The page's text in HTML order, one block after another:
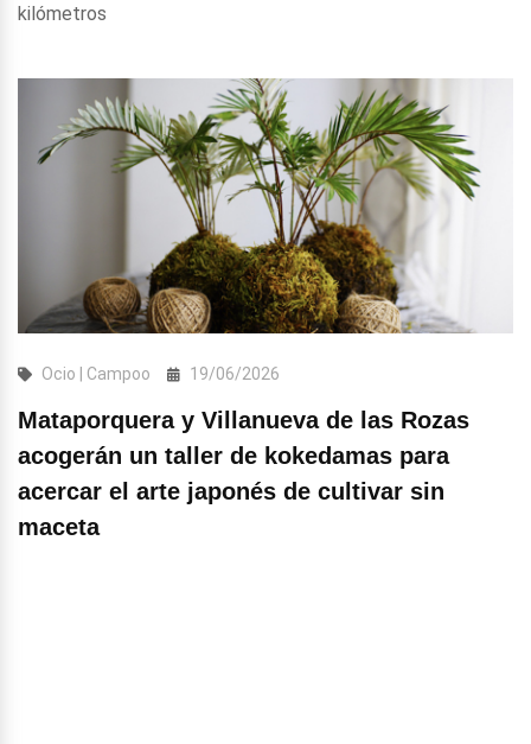
kilómetros
Ocio | Campoo 19/06/2026
Mataporquera y Villanueva de las Rozas
acogerán un taller de kokedamas para
acercar el arte japonés de cultivar sin
maceta